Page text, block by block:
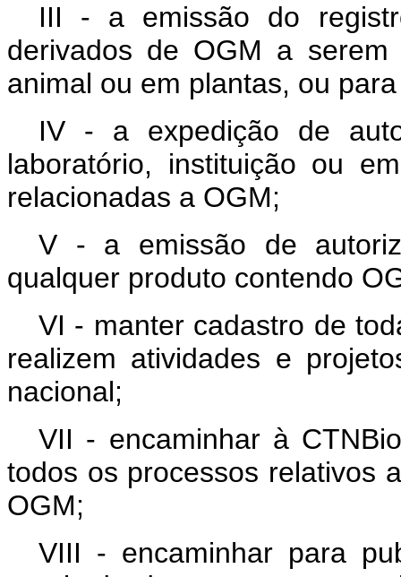
III - a emissão do
derivados de OGM a serem
animal ou em plantas, ou
IV - a expedição de
laboratório, instituição ou
relacionadas a OGM;
V - a emissão de
qualquer produto contendo
VI - manter cadastro de
realizem atividades e
nacional;
VII - encaminhar à
todos os processos relativos
OGM;
VIII - encaminhar para